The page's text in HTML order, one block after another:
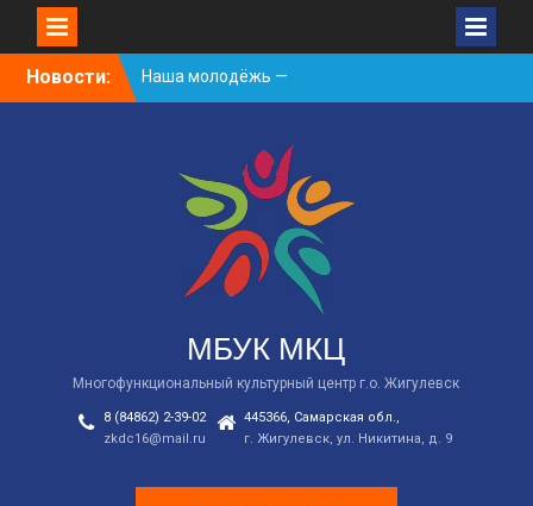
SkipНовости:
Наша молодёжь —
гордость Жигулёвска!
Встречаем новый
творческий сезон
2026/2027 в КДЦ!
МБУК МКЦ
Многофункциональный культурный центр г.о. Жигулевск
8 (84862) 2-39-02
zkdc16@mail.ru
445366, Самарская обл.,
г. Жигулевск, ул. Никитина, д. 9